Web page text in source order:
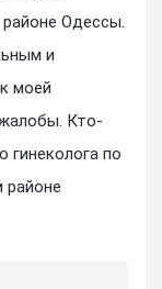
Одессы.
и
моей
Кто-
гинеколога по